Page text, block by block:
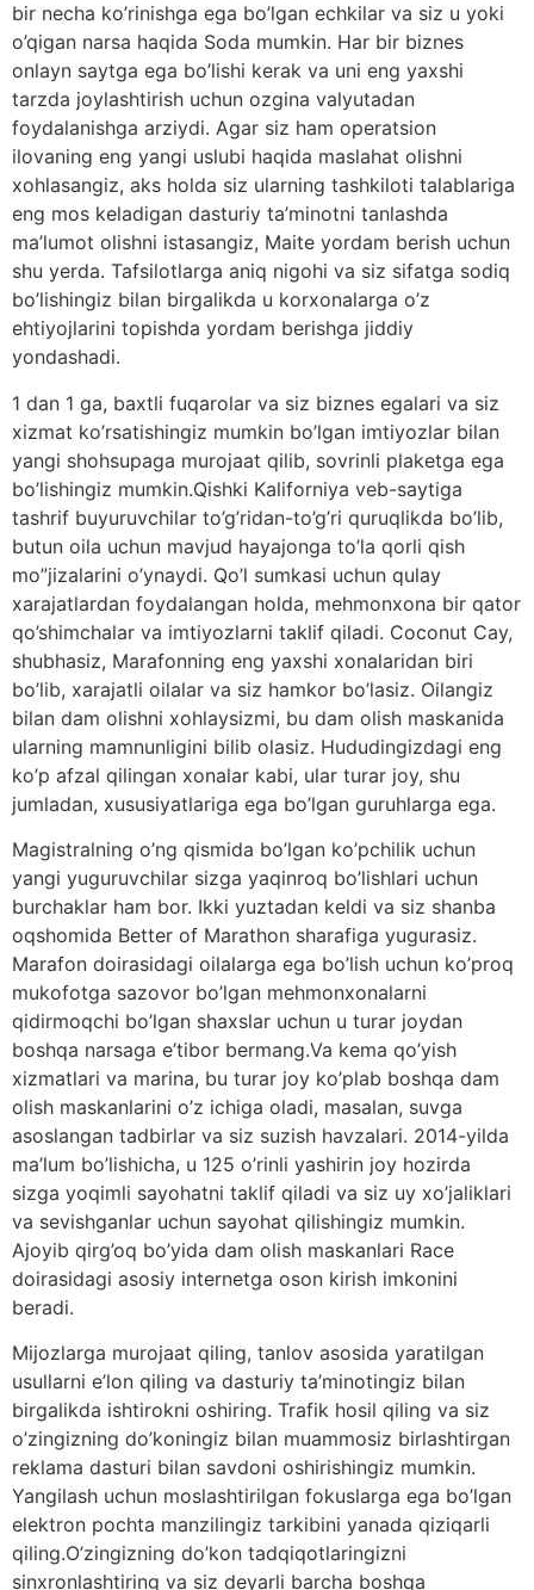
bir necha ko’rinishga ega bo’lgan echkilar va siz u yoki
o’qigan narsa haqida Soda mumkin. Har bir biznes
onlayn saytga ega bo’lishi kerak va uni eng yaxshi
tarzda joylashtirish uchun ozgina valyutadan
foydalanishga arziydi. Agar siz ham operatsion
ilovaning eng yangi uslubi haqida maslahat olishni
xohlasangiz, aks holda siz ularning tashkiloti talablariga
eng mos keladigan dasturiy ta’minotni tanlashda
ma’lumot olishni istasangiz, Maite yordam berish uchun
shu yerda. Tafsilotlarga aniq nigohi va siz sifatga sodiq
bo’lishingiz bilan birgalikda u korxonalarga o’z
ehtiyojlarini topishda yordam berishga jiddiy
yondashadi.
1 dan 1 ga, baxtli fuqarolar va siz biznes egalari va siz
xizmat ko’rsatishingiz mumkin bo’lgan imtiyozlar bilan
yangi shohsupaga murojaat qilib, sovrinli plaketga ega
bo’lishingiz mumkin.Qishki Kaliforniya veb-saytiga
tashrif buyuruvchilar to’g’ridan-to’g’ri quruqlikda bo’lib,
butun oila uchun mavjud hayajonga to’la qorli qish
mo”jizalarini o’ynaydi. Qo’l sumkasi uchun qulay
xarajatlardan foydalangan holda, mehmonxona bir qator
qo’shimchalar va imtiyozlarni taklif qiladi. Coconut Cay,
shubhasiz, Marafonning eng yaxshi xonalaridan biri
bo’lib, xarajatli oilalar va siz hamkor bo’lasiz. Oilangiz
bilan dam olishni xohlaysizmi, bu dam olish maskanida
ularning mamnunligini bilib olasiz. Hududingizdagi eng
ko’p afzal qilingan xonalar kabi, ular turar joy, shu
jumladan, xususiyatlariga ega bo’lgan guruhlarga ega.
Magistralning o’ng qismida bo’lgan ko’pchilik uchun
yangi yuguruvchilar sizga yaqinroq bo’lishlari uchun
burchaklar ham bor. Ikki yuztadan keldi va siz shanba
oqshomida Better of Marathon sharafiga yugurasiz.
Marafon doirasidagi oilalarga ega bo’lish uchun ko’proq
mukofotga sazovor bo’lgan mehmonxonalarni
qidirmoqchi bo’lgan shaxslar uchun u turar joydan
boshqa narsaga e’tibor bermang.Va kema qo’yish
xizmatlari va marina, bu turar joy ko’plab boshqa dam
olish maskanlarini o’z ichiga oladi, masalan, suvga
asoslangan tadbirlar va siz suzish havzalari. 2014-yilda
ma’lum bo’lishicha, u 125 o’rinli yashirin joy hozirda
sizga yoqimli sayohatni taklif qiladi va siz uy xo’jaliklari
va sevishganlar uchun sayohat qilishingiz mumkin.
Ajoyib qirg’oq bo’yida dam olish maskanlari Race
doirasidagi asosiy internetga oson kirish imkonini
beradi.
Mijozlarga murojaat qiling, tanlov asosida yaratilgan
usullarni e’lon qiling va dasturiy ta’minotingiz bilan
birgalikda ishtirokni oshiring. Trafik hosil qiling va siz
o’zingizning do’koningiz bilan muammosiz birlashtirgan
reklama dasturi bilan savdoni oshirishingiz mumkin.
Yangilash uchun moslashtirilgan fokuslarga ega bo’lgan
elektron pochta manzilingiz tarkibini yanada qiziqarli
qiling.O’zingizning do’kon tadqiqotlaringizni
sinxronlashtiring va siz deyarli barcha boshqa